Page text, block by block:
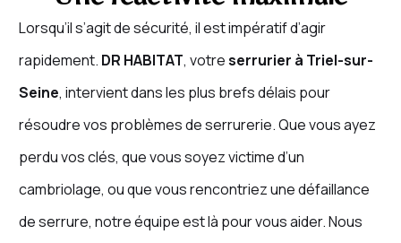
Lorsqu’il s’agit de sécurité, il est impératif d’agir
rapidement. DR HABITAT, votreserrurier à Triel-sur-
Seine, intervient dans les plus brefs délais pour
résoudre vos problèmes de serrurerie. Que vous ayez
perdu vos clés, que vous soyez victime d’un
cambriolage, ou que vous rencontriez une défaillance
de serrure, notre équipe est là pour vous aider. Nous